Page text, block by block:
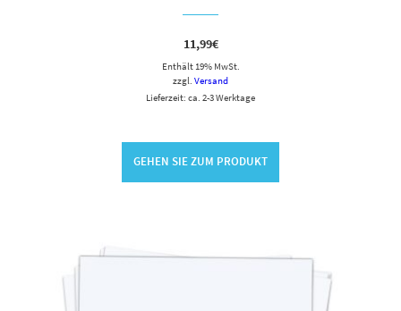
11,99€
Enthält 19% MwSt.
zzgl. Versand
Lieferzeit: ca. 2-3 Werktage
GEHEN SIE ZUM PRODUKT